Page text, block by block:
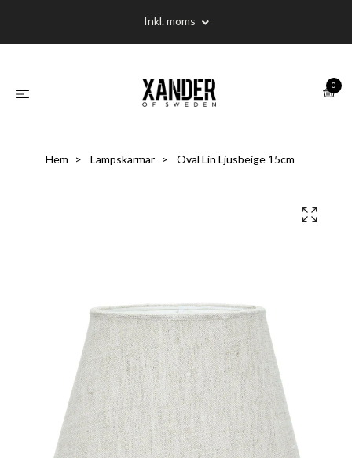
Inkl. moms
0
Hem Lampskärmar Oval Lin Ljusbeige 15cm